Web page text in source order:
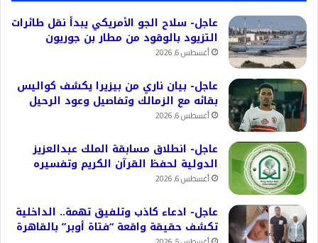
عاجل- سلاح الجو الأمريكي يبدأ نقل طائرات
التزيود بالوقود من مطار بن جوريون
أغسطس 6, 2026
عاجل- بيان ناري من بيزيرا يكشف كواليس
بقائه مع الزمالك وتفاصيل وعود الرحيل
أغسطس 6, 2026
عاجل- انطلاق مسابقة الملك عبدالعزيز
الدولية لحفظ القرآن الكريم وتفسيره
أغسطس 6, 2026
عاجل- ادعاء كاذب وتلفيق تهمة.. الداخلية
تكشف حقيقة واقعة “فتاة أوبر” بالقاهرة